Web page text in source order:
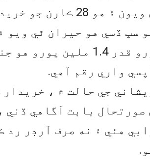
۽ هو 28 ڪارن جو خريدار بڻجي ويو.
واري رقم آهي.
جي حالت ۾ ،
صورتحال بابت آگاهي ڏني
هئي ۽ نه صرف آرڊر رد